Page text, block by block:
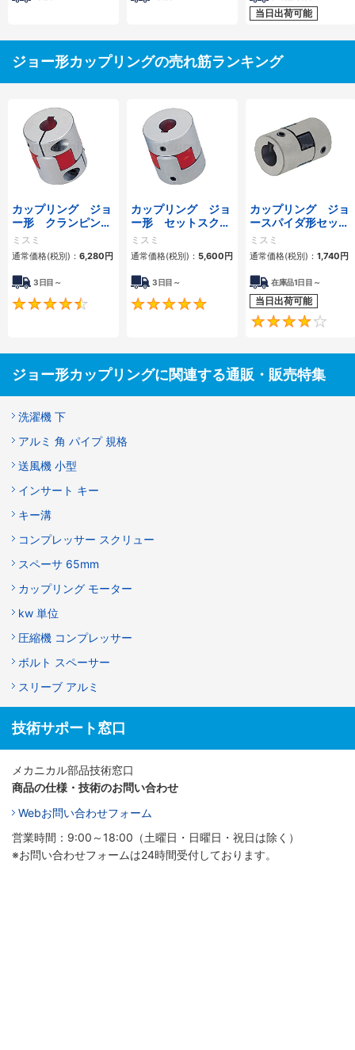
当日出荷可能
ジョー形カップリングの売れ筋ランキング
カップリング ジョ
ー形 クランピング
タイプ
ミスミ
通常価格(税別)： 6,280円
3日目～
4.5
カップリング ジョ
ー形 セットスクリ
ュータイプ
ミスミ
通常価格(税別)： 5,600円
3日目～
5
カップリング ジョ
ースパイダ形セット
スクリュー・キー溝
タイプ
ミスミ
通常価格(税別)： 1,740円
在庫品1日目～
当日出荷可能
ジョー形カップリングに関連する通販・販売特集
洗濯機 下
アルミ 角 パイプ 規格
送風機 小型
インサート キー
キー溝
コンプレッサー スクリュー
スペーサ 65mm
カップリング モーター
kw 単位
圧縮機 コンプレッサー
ボルト スペーサー
スリーブ アルミ
技術サポート窓口
メカニカル部品技術窓口
商品の仕様・技術のお問い合わせ
Webお問い合わせフォーム
営業時間：9:00～18:00（土曜日・日曜日・祝日は除く）
※お問い合わせフォームは24時間受付しております。